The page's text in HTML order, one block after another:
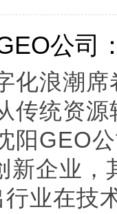
公司
化浪潮
传统资
阳GEO
新企业
业在技